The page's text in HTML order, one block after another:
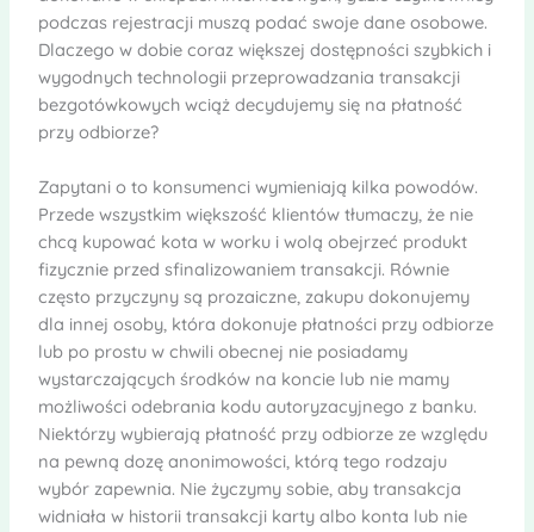
podczas rejestracji muszą podać swoje dane osobowe.
Dlaczego w dobie coraz większej dostępności szybkich i
wygodnych technologii przeprowadzania transakcji
bezgotówkowych wciąż decydujemy się na płatność
przy odbiorze?
Zapytani o to konsumenci wymieniają kilka powodów.
Przede wszystkim większość klientów tłumaczy, że nie
chcą kupować kota w worku i wolą obejrzeć produkt
fizycznie przed sfinalizowaniem transakcji. Równie
często przyczyny są prozaiczne, zakupu dokonujemy
dla innej osoby, która dokonuje płatności przy odbiorze
lub po prostu w chwili obecnej nie posiadamy
wystarczających środków na koncie lub nie mamy
możliwości odebrania kodu autoryzacyjnego z banku.
Niektórzy wybierają płatność przy odbiorze ze względu
na pewną dozę anonimowości, którą tego rodzaju
wybór zapewnia. Nie życzymy sobie, aby transakcja
widniała w historii transakcji karty albo konta lub nie